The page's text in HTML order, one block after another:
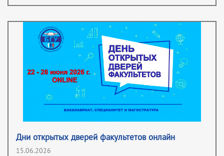
Дни открытых дверей факультетов онлайн
15.06.2026